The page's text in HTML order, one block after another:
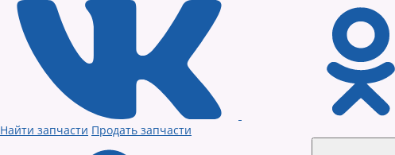
Найти запчасти Продать запчасти